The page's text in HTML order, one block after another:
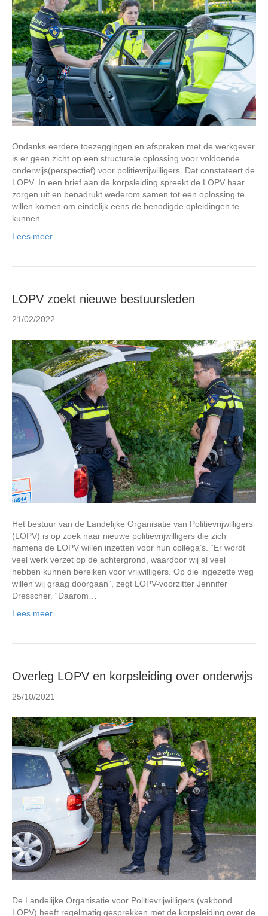
Ondanks eerdere toezeggingen en afspraken met de werkgever
is er geen zicht op een structurele oplossing voor voldoende
onderwijs(perspectief) voor politievrijwilligers. Dat constateert de
LOPV. In een brief aan de korpsleiding spreekt de LOPV haar
zorgen uit en benadrukt wederom samen tot een oplossing te
willen komen om eindelijk eens de benodigde opleidingen te
kunnen…
Lees meer
LOPV zoekt nieuwe bestuursleden
21/02/2022
Het bestuur van de Landelijke Organisatie van Politievrijwilligers
(LOPV) is op zoek naar nieuwe politievrijwilligers die zich
namens de LOPV willen inzetten voor hun collega’s. “Er wordt
veel werk verzet op de achtergrond, waardoor wij al veel
hebben kunnen bereiken voor vrijwilligers. Op die ingezette weg
willen wij graag doorgaan”, zegt LOPV-voorzitter Jennifer
Dresscher. “Daarom…
Lees meer
Overleg LOPV en korpsleiding over onderwijs
25/10/2021
De Landelijke Organisatie voor Politievrijwilligers (vakbond
LOPV) heeft regelmatig gesprekken met de korpsleiding over de